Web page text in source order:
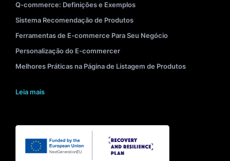
Q-commerce: Definições e Exemplos
Sistema Recomendação de Produtos
Ferramentas de E-commerce Para Seu Negócio
Personalização do E-commercer
Melhores Práticas na Página de Listagem de Produtos
Leia mais